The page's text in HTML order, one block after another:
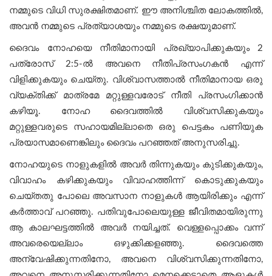
നമ്മുടെ വിധി സുരക്ഷിതമാണ്. ഈ അനിശ്ചിത ലോകത്തിൽ,
അവൻ നമ്മുടെ പ്രത്യാശയും നമ്മുടെ രക്ഷയുമാണ്.
ദൈവം നോഹയെ നീതിമാനായി പ്രഖ്യാപിക്കുകയും 2
പത്രോസ് 2:5-ൽ അവനെ നീതിപ്രസംഗകൻ എന്ന്
വിളിക്കുകയും ചെയ്തു. വിശ്വാസത്താൽ നീതിമാനായ ഒരു
വ്യക്തിക്ക് മാത്രമേ മറ്റുള്ളവരോട് നീതി പ്രസംഗിക്കാൻ
കഴിയൂ. നോഹ ദൈവത്തിൽ വിശ്വസിക്കുകയും
മറ്റുള്ളവരുടെ സഹായമില്ലാതെ ഒരു പെട്ടകം പണിയുക
പ്രയാസമാണെങ്കിലും ദൈവം പറഞ്ഞത് അനുസരിച്ചു.
നോഹയുടെ നാളുകളിൽ അവർ തിന്നുകയും കുടിക്കുകയും,
വിവാഹം കഴിക്കുകയും വിവാഹത്തിന്ന് കൊടുക്കുകയും
ചെയ്തതു പോലെ അവസാന നാളുകൾ ആയിരിക്കും എന്ന്
കർത്താവ് പറഞ്ഞു. പതിവുപോലെയുള്ള ജീവിതമായിരുന്നു
ആ കാലഘട്ടത്തില്‍ അവര്‍ നയിച്ചത്. വെള്ളപ്പൊക്കം വന്ന്
അവരെയെല്ലാം ഒഴുക്കിക്കളഞ്ഞു. ദൈവത്തെ
അന്വേഷിക്കുന്നതിനോ, അവനെ വിശ്വസിക്കുന്നതിനോ,